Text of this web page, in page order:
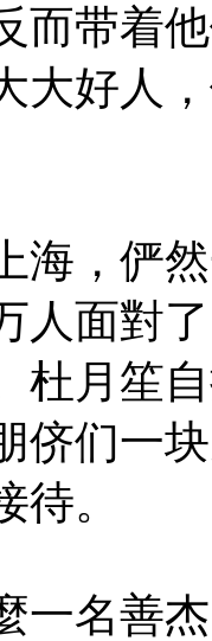
而带着
大好人
海，俨
人面對
杜月笙
侪们一
待。
一名善